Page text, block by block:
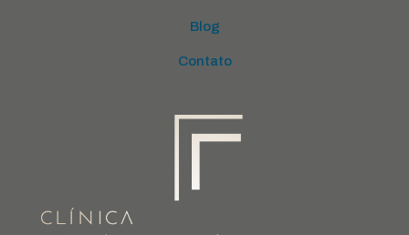
Blog
Contato